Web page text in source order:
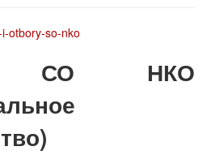
otbory-so-nko
СО НКО